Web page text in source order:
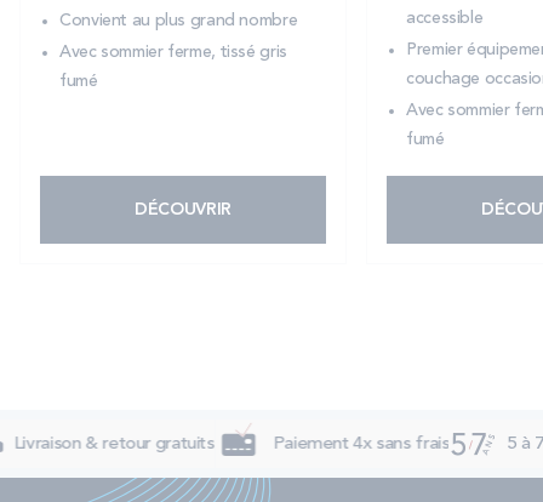
Convient au plus grand nombre
Avec sommier ferme, tissé gris
fumé
DÉCOUVRIR
accessible
Premier
couchage
Avec sommier
fumé
Livraison & retour gratuits Paiement 4x sans frais 5 à